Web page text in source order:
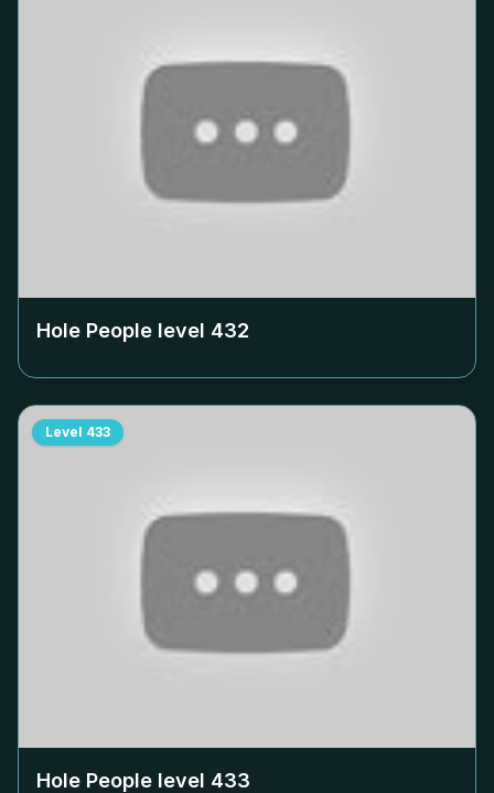
Hole People level 432
Level 433
Hole People level 433